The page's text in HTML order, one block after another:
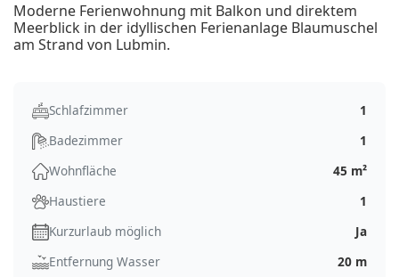
Moderne Ferienwohnung mit Balkon und direktem
Meerblick in der idyllischen Ferienanlage Blaumuschel
am Strand von Lubmin.
Schlafzimmer
1
Badezimmer
1
Wohnfläche
45 m²
Haustiere
1
Kurzurlaub möglich
Ja
Entfernung Wasser
20 m